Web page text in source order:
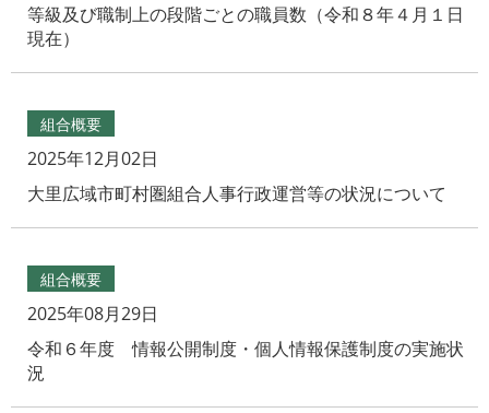
等級及び職制上の段階ごとの職員数（令和８年４月１日
現在）
組合概要
2025年12月02日
大里広域市町村圏組合人事行政運営等の状況について
組合概要
2025年08月29日
令和６年度 情報公開制度・個人情報保護制度の実施状
況